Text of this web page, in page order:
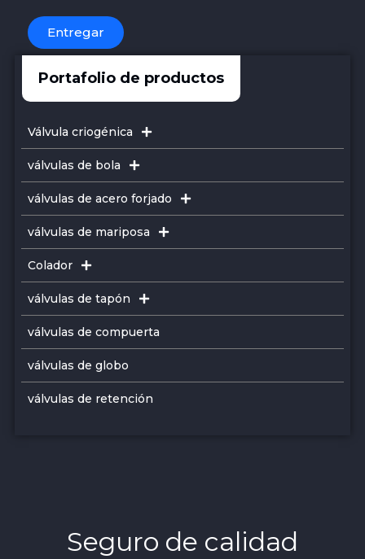
Válvula criogénica
válvulas de bola
válvulas de acero forjado
válvulas de mariposa
Colador
válvulas de tapón
válvulas de compuerta
válvulas de globo
válvulas de retención
Portafolio de productos
Entregar
Seguro de calidad